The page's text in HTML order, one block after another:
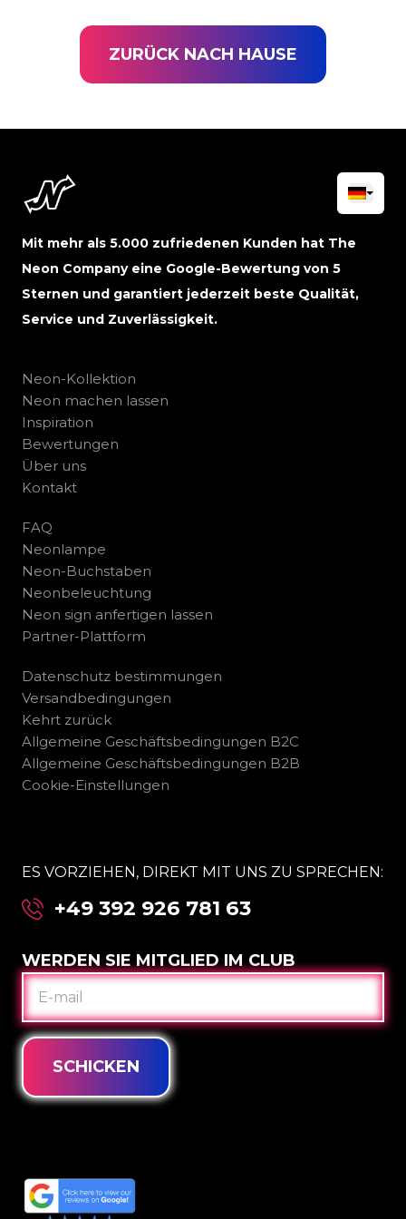
ZURÜCK NACH HAUSE
Mit mehr als 5.000 zufriedenen Kunden hat The
Neon Company eine Google-Bewertung von 5
Sternen und garantiert jederzeit beste Qualität,
Service und Zuverlässigkeit.
Neon-Kollektion
Neon machen lassen
Inspiration
Bewertungen
Über uns
Kontakt
FAQ
Neonlampe
Neon-Buchstaben
Neonbeleuchtung
Neon sign anfertigen lassen
Partner-Plattform
Datenschutz bestimmungen
Versandbedingungen
Kehrt zurück
Allgemeine Geschäftsbedingungen B2C
Allgemeine Geschäftsbedingungen B2B
Cookie-Einstellungen
ES VORZIEHEN, DIREKT MIT UNS ZU SPRECHEN:
+49 392 926 781 63
WERDEN SIE MITGLIED IM CLUB
E-
MAIL
SCHICKEN